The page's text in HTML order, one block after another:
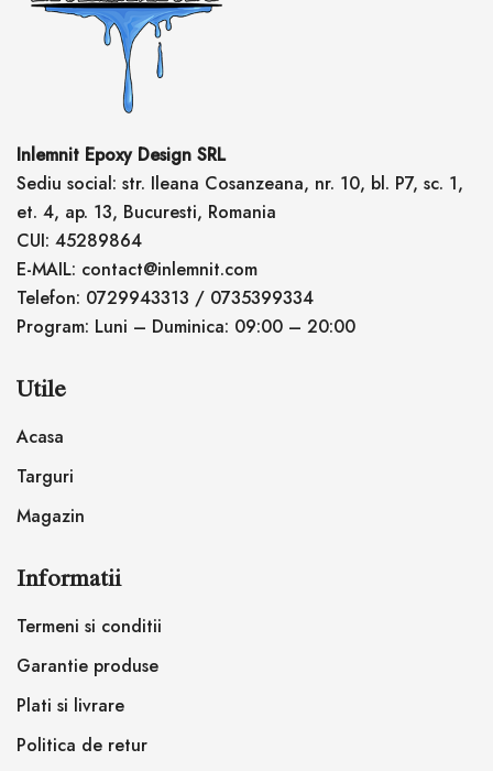
Inlemnit Epoxy Design SRL
Sediu social: str. Ileana Cosanzeana, nr. 10, bl. P7, sc. 1,
et. 4, ap. 13, Bucuresti, Romania
CUI: 45289864
E-MAIL: contact@inlemnit.com
Telefon: 0729943313 / 0735399334
Program: Luni – Duminica: 09:00 – 20:00
Utile
Acasa
Targuri
Magazin
Informatii
Termeni si conditii
Garantie produse
Plati si livrare
Politica de retur